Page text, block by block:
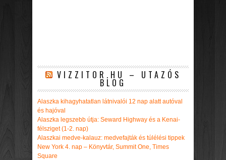
VIZZITOR.HU – UTAZÓS
BLOG
Alaszka kihagyhatatlan látnivalói 12 nap alatt autóval
és hajóval
Alaszka legszebb útja: Seward Highway és a Kenai-
félsziget (1-2. nap)
Alaszkai medve-kalauz: medvefajták és túlélési tippek
New York 4. nap – Könyvtár, Summit One, Times
Square